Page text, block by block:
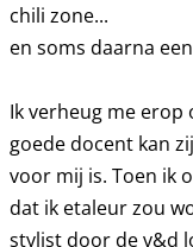
chili zone...
en soms daarna
Ik verheug me erop
goede docent kan
voor mij is. Toen ik
dat ik etaleur zou
stylist door de v&d